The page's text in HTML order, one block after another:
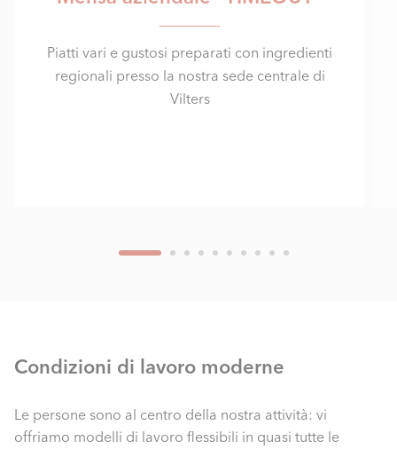
Piatti vari e gustosi preparati con ingredienti
regionali presso la nostra sede centrale di
Vilters
Condizioni di lavoro moderne
Le persone sono al centro della nostra attività: vi
offriamo modelli di lavoro flessibili in quasi tutte le